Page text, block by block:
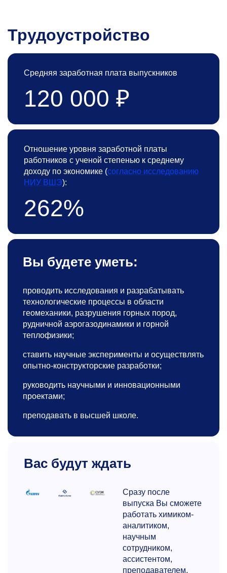
Трудоустройство
Средняя заработная плата выпускников
120 000 ₽
Отношение уровня заработной платы
работников с ученой степенью к среднему
доходу по экономике (согласно исследованию
НИУ ВШЭ):
262%
Вы будете уметь:
проводить исследования и разрабатывать
технологические процессы в области
геомеханики, разрушения горных пород,
рудничной аэрогазодинамики и горной
теплофизики;
ставить научные эксперименты и осуществлять
опытно-конструкторские разработки;
руководить научными и инновационными
проектами;
преподавать в высшей школе.
Вас будут ждать
Сразу после
выпуска Вы сможете
работать химиком-
аналитиком,
научным
сотрудником,
ассистентом,
преподавателем.